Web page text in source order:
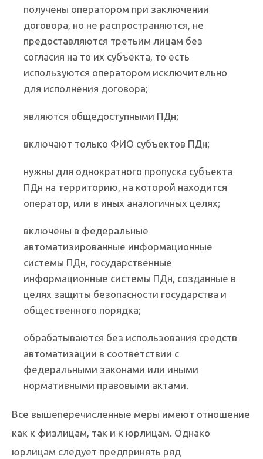
получены оператором при заключении
договора, но не распространяются, не
предоставляются третьим лицам без
согласия на то их субъекта, то есть
используются оператором исключительно
для исполнения договора;
являются общедоступными ПДн;
включают только ФИО субъектов ПДн;
нужны для однократного пропуска субъекта
ПДн на территорию, на которой находится
оператор, или в иных аналогичных целях;
включены в федеральные
автоматизированные информационные
системы ПДн, государственные
информационные системы ПДн, созданные в
целях защиты безопасности государства и
общественного порядка;
обрабатываются без использования средств
автоматизации в соответствии с
федеральными законами или иными
нормативными правовыми актами.
Все вышеперечисленные меры имеют отношение
как к физлицам, так и к юрлицам. Однако
юрлицам следует предпринять ряд